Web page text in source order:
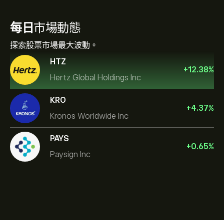
每日 市場動態
探索股票市場最大波動。
HTZ
Hertz Global Holdings Inc
+12.38%
KRO
Kronos Worldwide Inc
+4.37%
PAYS
Paysign Inc
+0.65%